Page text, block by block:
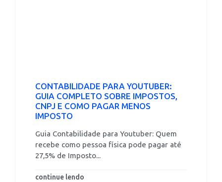
CONTABILIDADE PARA YOUTUBER:
GUIA COMPLETO SOBRE IMPOSTOS,
CNPJ E COMO PAGAR MENOS
IMPOSTO
Guia Contabilidade para Youtuber: Quem
recebe como pessoa física pode pagar até
27,5% de Imposto...
continue lendo